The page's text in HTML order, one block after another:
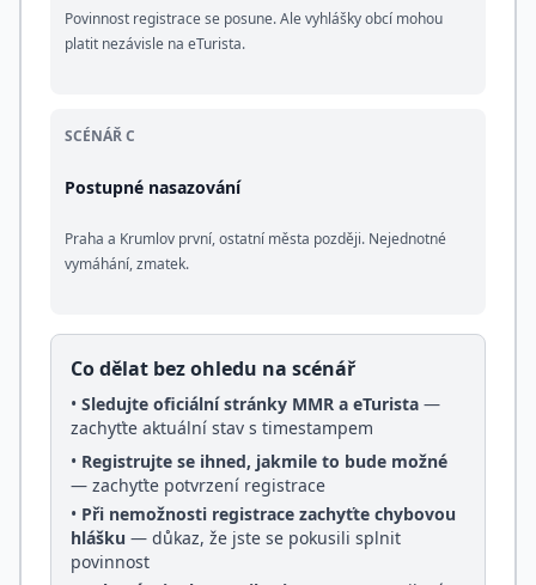
Povinnost registrace se posune. Ale vyhlášky obcí mohou
platit nezávisle na eTurista.
SCÉNÁŘ C
Postupné nasazování
Praha a Krumlov první, ostatní města později. Nejednotné
vymáhání, zmatek.
Co dělat bez ohledu na scénář
• Sledujte oficiální stránky MMR a eTurista —
zachyťte aktuální stav s timestampem
• Registrujte se ihned, jakmile to bude možné
— zachyťte potvrzení registrace
• Při nemožnosti registrace zachyťte chybovou
hlášku — důkaz, že jste se pokusili splnit
povinnost